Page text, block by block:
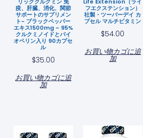
疫、肝臓、消化、関節
サポートのサプリメン
ト- ブラックペッパー
エキス1500mg – 95%
クルクミノイドとバイ
オペリン入り 90カプセ
ル
$35.00
お買い物カゴに追
加
フエクステンション）
社製・ツーパーデイ カ
プセル マルチビタミン
$54.00
お買い物カゴに追
加